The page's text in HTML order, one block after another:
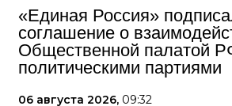
«Единая Россия»
соглашение о
Общественной палатой
политическими партиями
06 августа 2026, 09:32